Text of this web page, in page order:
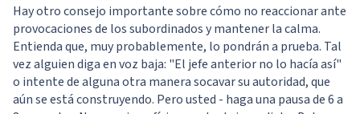
Hay otro consejo importante sobre cómo no reaccionar ante
provocaciones de los subordinados y mantener la calma.
Entienda que, muy probablemente, lo pondrán a prueba. Tal
vez alguien diga en voz baja: "El jefe anterior no lo hacía así"
o intente de alguna otra manera socavar su autoridad, que
aún se está construyendo. Pero usted - haga una pausa de 6 a